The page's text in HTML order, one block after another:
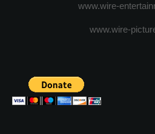
www.wire-
www.wire-